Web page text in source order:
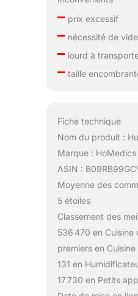
–prix excessif
–nécessité de
–lourd à
–taille
Fiche technique
Nom du produit :
Marque : HoMedics
ASIN :
Moyenne des
5 étoiles
Classement des
536 470 en Cuisine
premiers en
131 en
17 730 en Petits